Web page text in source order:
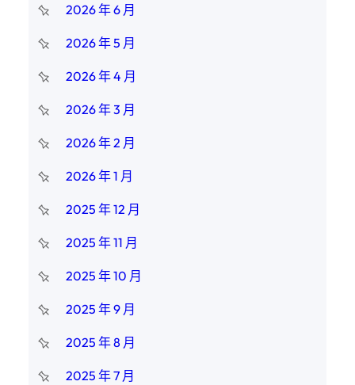
2026 年 6 月
2026 年 5 月
2026 年 4 月
2026 年 3 月
2026 年 2 月
2026 年 1 月
2025 年 12 月
2025 年 11 月
2025 年 10 月
2025 年 9 月
2025 年 8 月
2025 年 7 月